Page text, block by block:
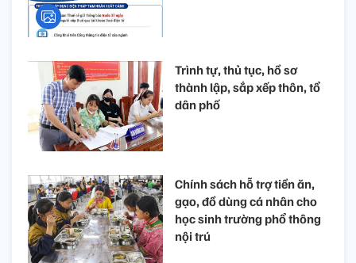
Trình tự, thủ tục, hồ sơ
thành lập, sắp xếp thôn, tổ
dân phố
Chính sách hỗ trợ tiền ăn,
gạo, đồ dùng cá nhân cho
học sinh trường phổ thông
nội trú